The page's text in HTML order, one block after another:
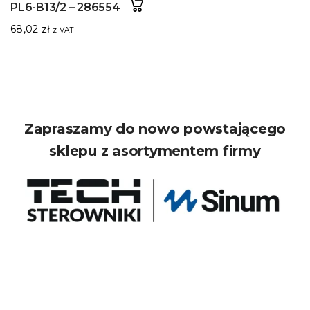
PL6-B13/2 – 286554
68,02 zł z VAT
Zapraszamy do nowo powstającego
sklepu z asortymentem firmy